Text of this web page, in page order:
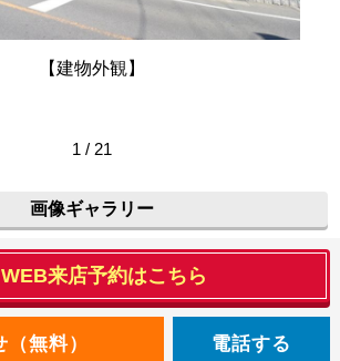
【建物外観】
1 / 21
画像ギャラリー
WEB来店予約はこちら
電話する